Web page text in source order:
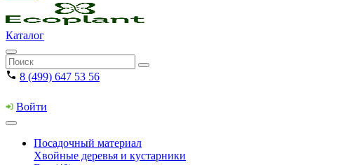
Каталог
8 (499) 647 53 56
Войти
Посадочный материал
Хвойные деревья и кустарники